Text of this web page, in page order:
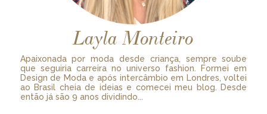
Layla Monteiro
Apaixonada por moda desde criança, sempre soube
que seguiria carreira no universo fashion. Formei em
Design de Moda e após intercâmbio em Londres, voltei
ao Brasil cheia de ideias e comecei meu blog. Desde
então já são 9 anos dividindo...